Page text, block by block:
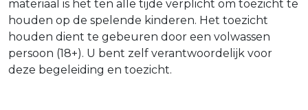
materiaal is het ten alle tijde verplicht om toezicht te
houden op de spelende kinderen. Het toezicht
houden dient te gebeuren door een volwassen
persoon (18+). U bent zelf verantwoordelijk voor
deze begeleiding en toezicht.